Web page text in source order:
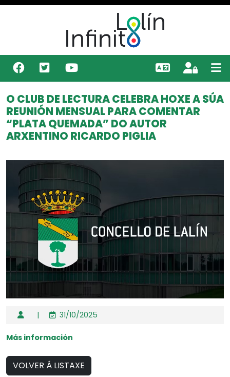
O CLUB DE LECTURA CELEBRA HOXE A SÚA
REUNIÓN MENSUAL PARA COMENTAR
“PLATA QUEMADA” DO AUTOR
ARXENTINO RICARDO PIGLIA
| 31/10/2025
Más información
VOLVER Á LISTAXE